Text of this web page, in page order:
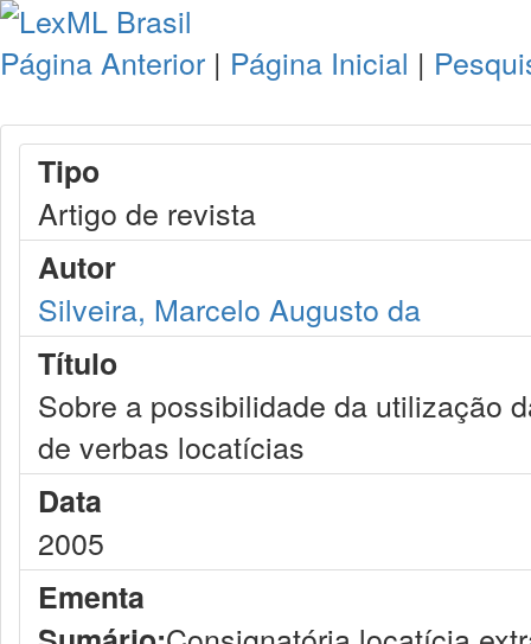
Página Anterior | Página Inicial |
Tipo
Artigo de revista
Autor
Silveira, Marcelo Augusto da
Título
Sobre a possibilidade da utilização
de verbas locatícias
Data
2005
Ementa